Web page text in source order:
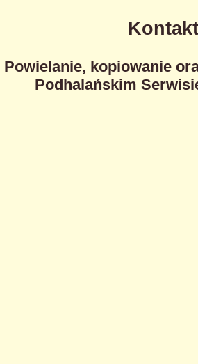
Powielanie, kopiowanie
Podhalańskim